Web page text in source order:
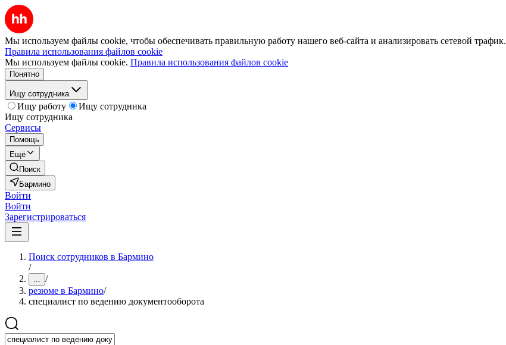
Мы используем файлы cookie, чтобы обеспечивать правильную работу нашего веб-сайта и анализировать сетевой трафик.
Правила использования файлов cookie
Мы используем файлы cookie. Правила использования файлов cookie
Понятно
Ищу сотрудника
Ищу работу
Ищу сотрудника
Ищу сотрудника
Сервисы
Помощь
Ещё
Поиск
Бармино
Войти
Войти
Зарегистрироваться
Поиск сотрудников в Бармино
/
... /
резюме в Бармино/
специалист по ведению документооборота